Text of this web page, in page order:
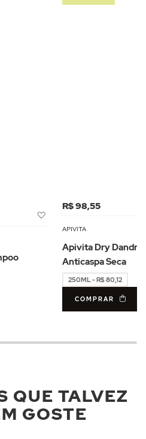
Desejos
R$ 98,55
APIVITA
Apivita Dry
Anticaspa Seca
250ML - R$ 80,12
COMPRAR
QUE TALVEZ
GOSTE